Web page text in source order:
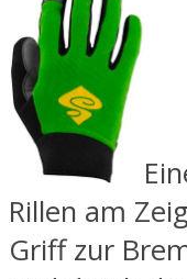
Rillen am
Griff zur